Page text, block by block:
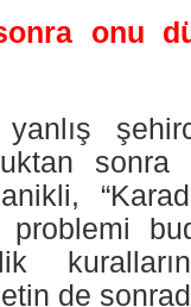
onu
sonra
de